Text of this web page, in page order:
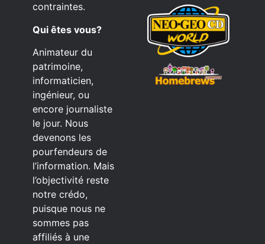
contraintes.
Qui êtes vous?
Animateur du
patrimoine,
informaticien,
ingénieur, ou
encore journaliste
le jour. Nous
devenons les
pourfendeurs de
l’information. Mais
l’objectivité reste
notre crédo,
puisque nous ne
sommes pas
affiliés à une